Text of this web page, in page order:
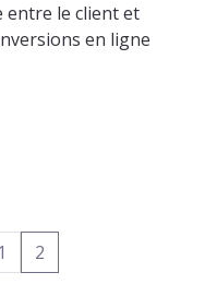
entre le client et
en ligne
1 2(current)